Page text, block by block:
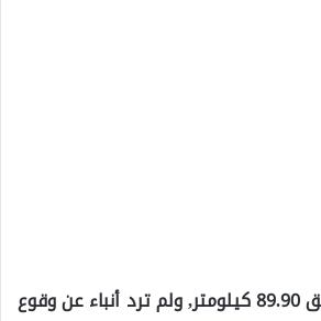
وكان الزلزال على عمق 89.90 كيلومتر, ولم ترد أنباء عن وقوع